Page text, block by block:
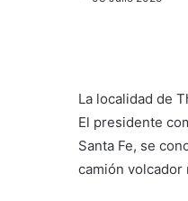
La localidad de
El presidente
Santa Fe, se
camión volcador